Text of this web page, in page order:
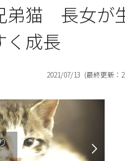
弟猫 長女が
く成長
2021/07/13 (最終更新：